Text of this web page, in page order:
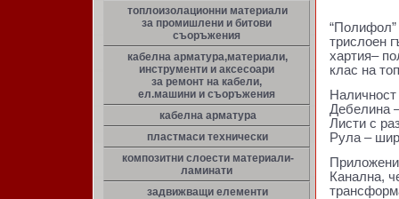
топлоизолационни материали
за промишлени и битови
съоръжения
кабелна арматура,материали,
инструменти и аксесоари
за ремонт на кабели,
ел.машини и съоръжения
кабелна арматура
пластмаси технически
композитни слоести материали-
ламинати
задвижващи елементи
“Полифол”
трислоен
хартия–
клас на
Дебелина
Листи с
Рула –
Канална,